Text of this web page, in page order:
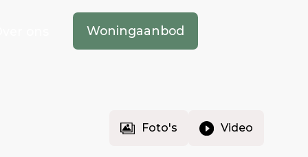
Woningaanbod
Foto's Video